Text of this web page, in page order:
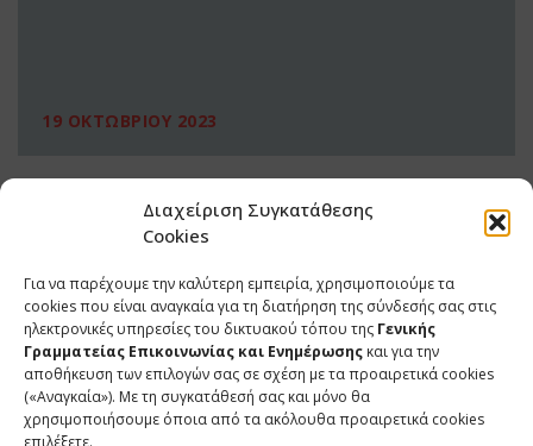
Διαχείριση Συγκατάθεσης
Cookies
Για να παρέχουμε την καλύτερη εμπειρία, χρησιμοποιούμε τα
cookies που είναι αναγκαία για τη διατήρηση της σύνδεσής σας στις
ηλεκτρονικές υπηρεσίες του δικτυακού τόπου της Γενικής
Γραμματείας Επικοινωνίας και Ενημέρωσης και για την
αποθήκευση των επιλογών σας σε σχέση με τα προαιρετικά cookies
(«Αναγκαία»). Με τη συγκατάθεσή σας και μόνο θα
χρησιμοποιήσουμε όποια από τα ακόλουθα προαιρετικά cookies
επιλέξετε.
19 ΟΚΤΩΒΡΙΟΥ 2023
ΕΠΙΚΟΙΝΩΝΙΑ